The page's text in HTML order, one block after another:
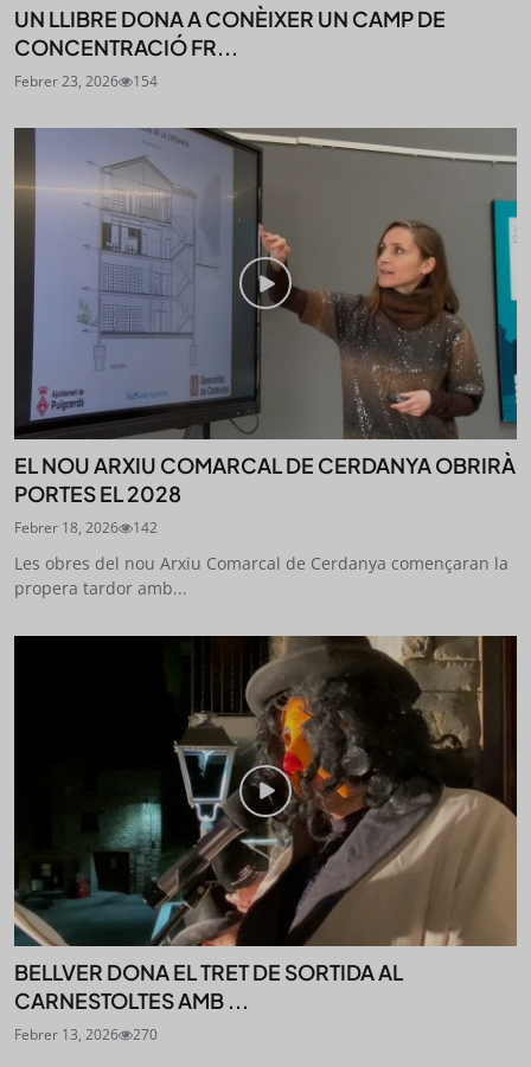
UN LLIBRE DONA A CONÈIXER UN CAMP DE
CONCENTRACIÓ FR...
Febrer 23, 2026 154
EL NOU ARXIU COMARCAL DE CERDANYA OBRIRÀ
PORTES EL 2028
Febrer 18, 2026 142
Les obres del nou Arxiu Comarcal de Cerdanya començaran la
propera tardor amb...
BELLVER DONA EL TRET DE SORTIDA AL
CARNESTOLTES AMB ...
Febrer 13, 2026 270